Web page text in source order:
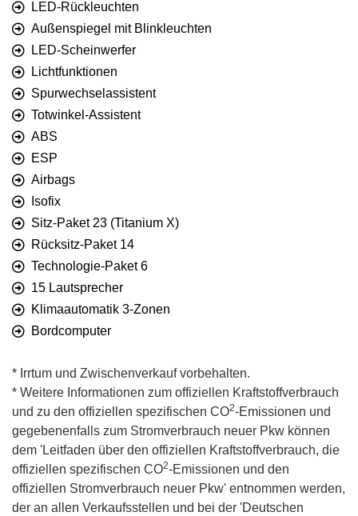
LED-Rückleuchten
Außenspiegel mit Blinkleuchten
LED-Scheinwerfer
Lichtfunktionen
Spurwechselassistent
Totwinkel-Assistent
ABS
ESP
Airbags
Isofix
Sitz-Paket 23 (Titanium X)
Rücksitz-Paket 14
Technologie-Paket 6
15 Lautsprecher
Klimaautomatik 3-Zonen
Bordcomputer
* Irrtum und Zwischenverkauf vorbehalten.
* Weitere Informationen zum offiziellen Kraftstoffverbrauch
und zu den offiziellen spezifischen CO2-Emissionen und
gegebenenfalls zum Stromverbrauch neuer Pkw können
dem 'Leitfaden über den offiziellen Kraftstoffverbrauch, die
offiziellen spezifischen CO2-Emissionen und den
offiziellen Stromverbrauch neuer Pkw' entnommen werden,
der an allen Verkaufsstellen und bei der 'Deutschen